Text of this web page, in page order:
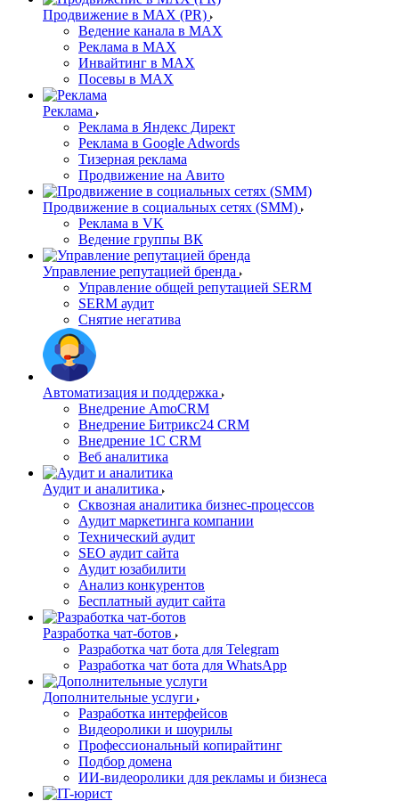
Продвижение в MAX (PR)
Ведение канала в MAX
Реклама в MAX
Инвайтинг в MAX
Посевы в MAX
Реклама
Реклама в Яндекс Директ
Реклама в Google Adwords
Тизерная реклама
Продвижение на Авито
Продвижение в социальных сетях (SMM)
Реклама в VK
Ведение группы ВК
Управление репутацией бренда
Управление общей репутацией SERM
SERM аудит
Снятие негатива
Автоматизация и поддержка
Внедрение AmoCRM
Внедрение Битрикс24 CRM
Внедрение 1C CRM
Веб аналитика
Аудит и аналитика
Сквозная аналитика бизнес-процессов
Аудит маркетинга компании
Технический аудит
SEO аудит сайта
Аудит юзабилити
Анализ конкурентов
Бесплатный аудит сайта
Разработка чат-ботов
Разработка чат бота для Telegram
Разработка чат бота для WhatsApp
Дополнительные услуги
Разработка интерфейсов
Видеоролики и шоурилы
Профессиональный копирайтинг
Подбор домена
ИИ-видеоролики для рекламы и бизнеса